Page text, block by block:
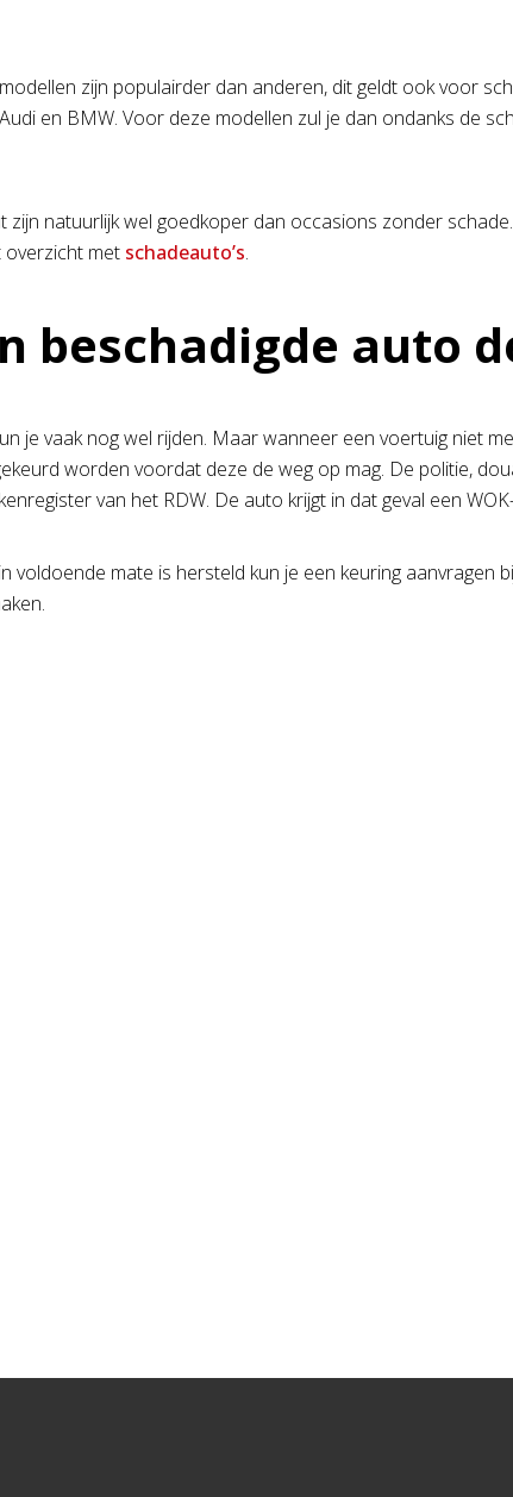
zijn populairder dan anderen, dit geldt ook voor
en BMW. Voor deze modellen zul je dan ondanks de
zijn natuurlijk wel goedkoper dan occasions zonder
overzicht met schadeauto’s.
beschadigde auto
je vaak nog wel rijden. Maar wanneer een voertuig niet
worden voordat deze de weg op mag. De politie,
van het RDW. De auto krijgt in dat geval een
voldoende mate is hersteld kun je een keuring aanvragen